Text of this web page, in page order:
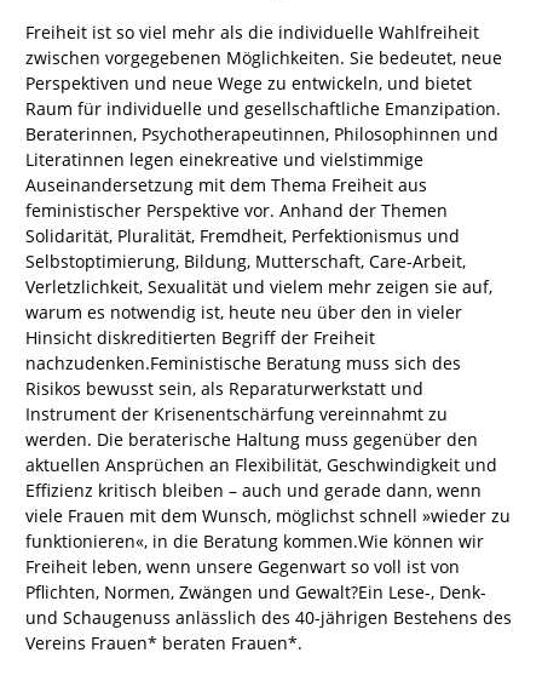
Freiheit ist so viel mehr als die individuelle Wahlfreiheit
zwischen vorgegebenen Möglichkeiten. Sie bedeutet, neue
Perspektiven und neue Wege zu entwickeln, und bietet
Raum für individuelle und gesellschaftliche Emanzipation.
Beraterinnen, Psychotherapeutinnen, Philosophinnen und
Literatinnen legen einekreative und vielstimmige
Auseinandersetzung mit dem Thema Freiheit aus
feministischer Perspektive vor. Anhand der Themen
Solidarität, Pluralität, Fremdheit, Perfektionismus und
Selbstoptimierung, Bildung, Mutterschaft, Care-Arbeit,
Verletzlichkeit, Sexualität und vielem mehr zeigen sie auf,
warum es notwendig ist, heute neu über den in vieler
Hinsicht diskreditierten Begriff der Freiheit
nachzudenken.Feministische Beratung muss sich des
Risikos bewusst sein, als Reparaturwerkstatt und
Instrument der Krisenentschärfung vereinnahmt zu
werden. Die beraterische Haltung muss gegenüber den
aktuellen Ansprüchen an Flexibilität, Geschwindigkeit und
Effizienz kritisch bleiben – auch und gerade dann, wenn
viele Frauen mit dem Wunsch, möglichst schnell »wieder zu
funktionieren«, in die Beratung kommen.Wie können wir
Freiheit leben, wenn unsere Gegenwart so voll ist von
Pflichten, Normen, Zwängen und Gewalt?Ein Lese-, Denk-
und Schaugenuss anlässlich des 40-jährigen Bestehens des
Vereins Frauen* beraten Frauen*.